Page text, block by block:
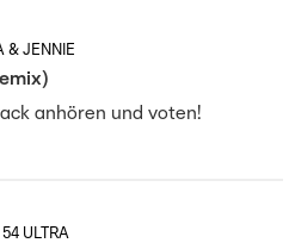
& JENNIE
anhören und voten!
ULTRA